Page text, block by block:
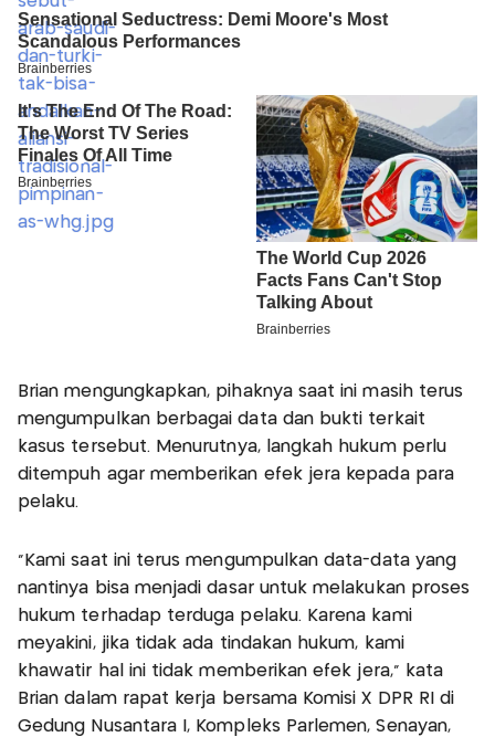
Brian mengungkapkan, pihaknya saat ini masih terus
mengumpulkan berbagai data dan bukti terkait
kasus tersebut. Menurutnya, langkah hukum perlu
ditempuh agar memberikan efek jera kepada para
pelaku.
"Kami saat ini terus mengumpulkan data-data yang
nantinya bisa menjadi dasar untuk melakukan proses
hukum terhadap terduga pelaku. Karena kami
meyakini, jika tidak ada tindakan hukum, kami
khawatir hal ini tidak memberikan efek jera," kata
Brian dalam rapat kerja bersama Komisi X DPR RI di
Gedung Nusantara I, Kompleks Parlemen, Senayan,